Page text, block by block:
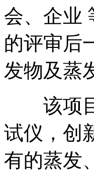
会、企业
的评审后
发物及蒸
该项目
试仪，创
有的蒸发